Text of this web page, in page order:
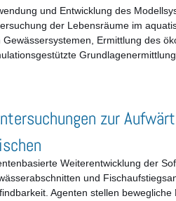
und Entwicklung des
der Lebensräume im
Gewässersystemen, Ermittlung des
zur
Weiterentwicklung der
und
Agenten stellen